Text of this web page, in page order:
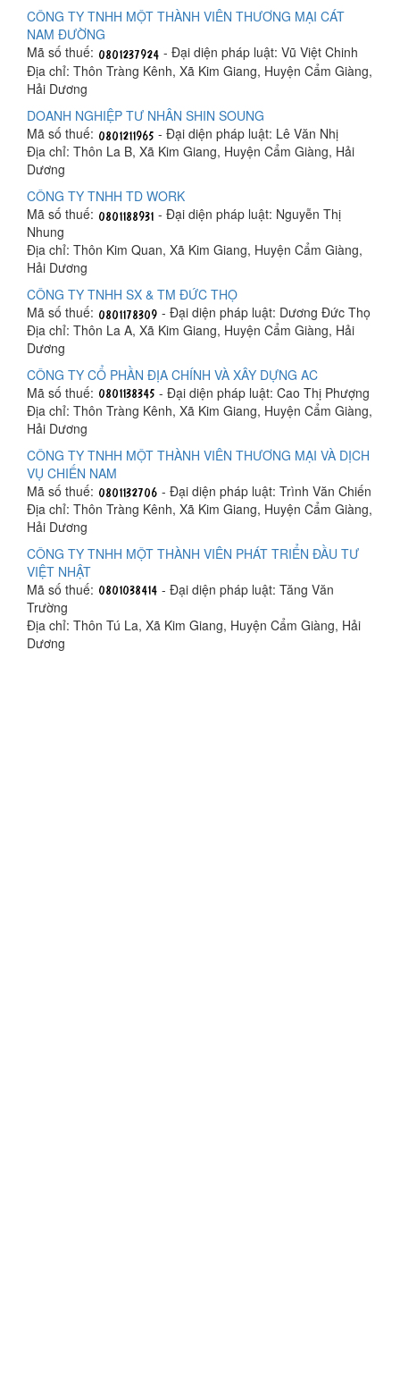
CÔNG TY TNHH MỘT THÀNH VIÊN THƯƠNG MẠI CÁT
NAM ĐƯỜNG
Mã số thuế:
- Đại diện pháp luật: Vũ Việt Chinh
Địa chỉ: Thôn Tràng Kênh, Xã Kim Giang, Huyện Cẩm Giàng,
Hải Dương
DOANH NGHIỆP TƯ NHÂN SHIN SOUNG
Mã số thuế:
- Đại diện pháp luật: Lê Văn Nhị
Địa chỉ: Thôn La B, Xã Kim Giang, Huyện Cẩm Giàng, Hải
Dương
CÔNG TY TNHH TD WORK
Mã số thuế:
- Đại diện pháp luật: Nguyễn Thị
Nhung
Địa chỉ: Thôn Kim Quan, Xã Kim Giang, Huyện Cẩm Giàng,
Hải Dương
CÔNG TY TNHH SX & TM ĐỨC THỌ
Mã số thuế:
- Đại diện pháp luật: Dương Đức Thọ
Địa chỉ: Thôn La A, Xã Kim Giang, Huyện Cẩm Giàng, Hải
Dương
CÔNG TY CỔ PHẦN ĐỊA CHÍNH VÀ XÂY DỰNG AC
Mã số thuế:
- Đại diện pháp luật: Cao Thị Phượng
Địa chỉ: Thôn Tràng Kênh, Xã Kim Giang, Huyện Cẩm Giàng,
Hải Dương
CÔNG TY TNHH MỘT THÀNH VIÊN THƯƠNG MẠI VÀ DỊCH
VỤ CHIẾN NAM
Mã số thuế:
- Đại diện pháp luật: Trình Văn Chiến
Địa chỉ: Thôn Tràng Kênh, Xã Kim Giang, Huyện Cẩm Giàng,
Hải Dương
CÔNG TY TNHH MỘT THÀNH VIÊN PHÁT TRIỂN ĐẦU TƯ
VIỆT NHẬT
Mã số thuế:
- Đại diện pháp luật: Tăng Văn
Trường
Địa chỉ: Thôn Tú La, Xã Kim Giang, Huyện Cẩm Giàng, Hải
Dương